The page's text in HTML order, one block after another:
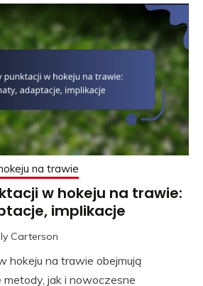
na trawie
w hokeju na trawie:
implikacje
Carterson
hokeju na trawie obejmują
jak i nowoczesne